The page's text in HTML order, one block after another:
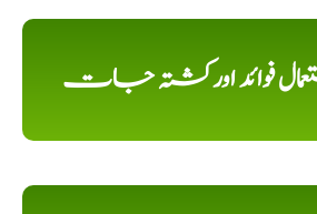
فوائد اورکشتہ جات